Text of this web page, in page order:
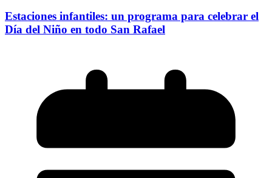
Estaciones infantiles: un programa para celebrar el
Día del Niño en todo San Rafael